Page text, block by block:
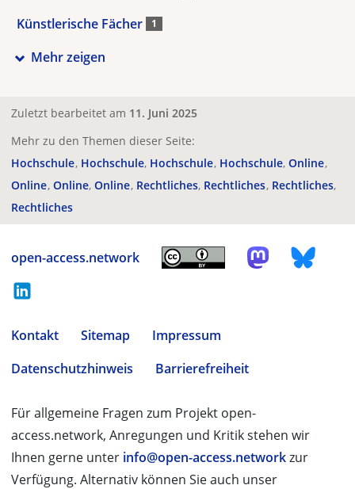
Künstlerische Fächer 1
Mehr zeigen
Zuletzt bearbeitet am 11. Juni 2025
Mehr zu den Themen dieser Seite:
Hochschule Hochschule Hochschule Hochschule Online
Online Online Online Rechtliches Rechtliches Rechtliches
Rechtliches
open-access.network
Kontakt Sitemap
Impressum
Datenschutzhinweis
Barrierefreiheit
Für allgemeine Fragen zum Projekt open-
access.network, Anregungen und Kritik stehen wir
Ihnen gerne unter info@open-access.networkzur
Verfügung. Alternativ können Sie auch unser